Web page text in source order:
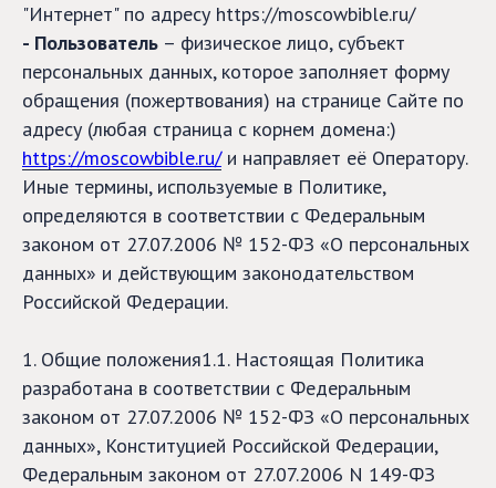
"Интернет" по адресу https://moscowbible.ru/
- Пользователь – физическое лицо, субъект
персональных данных, которое заполняет форму
обращения (пожертвования) на странице Сайте по
адресу (любая страница с корнем домена:)
https://moscowbible.ru/и направляет её Оператору.
Иные термины, используемые в Политике,
определяются в соответствии с Федеральным
законом от 27.07.2006 № 152-ФЗ «О персональных
данных» и действующим законодательством
Российской Федерации.
1. Общие положения1.1. Настоящая Политика
разработана в соответствии с Федеральным
законом от 27.07.2006 № 152-ФЗ «О персональных
данных», Конституцией Российской Федерации,
Федеральным законом от 27.07.2006 N 149-ФЗ